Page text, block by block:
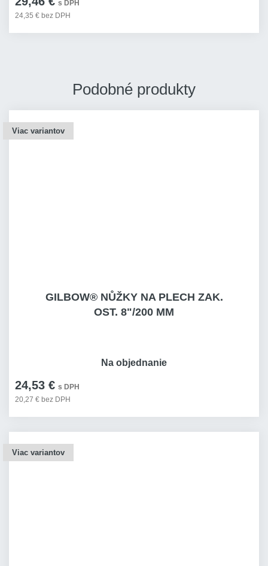
s DPH
24,35 € bez DPH
Podobné produkty
Viac variantov
GILBOW® NŮŽKY NA PLECH ZAK.
OST. 8"/200 MM
24,53 € s DPH
20,27 € bez DPH
Na objednanie
Viac variantov